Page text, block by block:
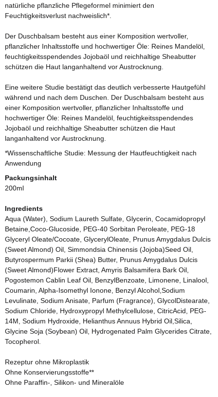
natürliche pflanzliche Pflegeformel minimiert den
Feuchtigkeitsverlust nachweislich*.
Der Duschbalsam besteht aus einer Komposition wertvoller,
pflanzlicher Inhaltsstoffe und hochwertiger Öle: Reines Mandelöl,
feuchtigkeitsspendendes Jojobaöl und reichhaltige Sheabutter
schützen die Haut langanhaltend vor Austrocknung.
Eine weitere Studie bestätigt das deutlich verbesserte Hautgefühl
während und nach dem Duschen. Der Duschbalsam besteht aus
einer Komposition wertvoller, pflanzlicher Inhaltsstoffe und
hochwertiger Öle: Reines Mandelöl, feuchtigkeitsspendendes
Jojobaöl und reichhaltige Sheabutter schützen die Haut
langanhaltend vor Austrocknung.
*Wissenschaftliche Studie: Messung der Hautfeuchtigkeit nach
Anwendung
Packungsinhalt
200ml
Ingredients
Aqua (Water), Sodium Laureth Sulfate, Glycerin, Cocamidopropyl
Betaine,Coco-Glucoside, PEG-40 Sorbitan Peroleate, PEG-18
Glyceryl Oleate/Cocoate, GlycerylOleate, Prunus Amygdalus Dulcis
(Sweet Almond) Oil, Simmondsia Chinensis (Jojoba)Seed Oil,
Butyrospermum Parkii (Shea) Butter, Prunus Amygdalus Dulcis
(Sweet Almond)Flower Extract, Amyris Balsamifera Bark Oil,
Pogostemon Cablin Leaf Oil, BenzylBenzoate, Limonene, Linalool,
Coumarin, Alpha-Isomethyl Ionone, Benzyl Alcohol,Sodium
Levulinate, Sodium Anisate, Parfum (Fragrance), GlycolDistearate,
Sodium Chloride, Hydroxypropyl Methylcellulose, CitricAcid, PEG-
14M, Sodium Hydroxide, Helianthus Annuus Hybrid Oil,Silica,
Glycine Soja (Soybean) Oil, Hydrogenated Palm Glycerides Citrate,
Tocopherol.
Rezeptur ohne Mikroplastik
Ohne Konservierungsstoffe**
Ohne Paraffin-, Silikon- und Mineralöle